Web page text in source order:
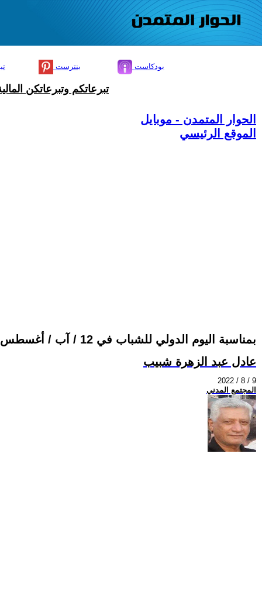
بنترست بودكاست
تبرعاتكم وتبرعاتكن
الحوار المتمدن - موبايل
الموقع الرئيسي
بمناسبة اليوم الدولي للشباب في 12 / آب / أغسطس ( الشباب العراقي يتعرض للتهميش والأهمال والمطاردة والقتل )
عادل عبد الزهرة شبيب
2022 / 8 / 9
المجتمع المدني